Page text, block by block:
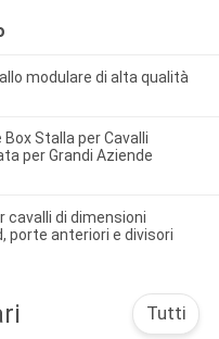
modulare di alta qualità
Stalla per Cavalli
per Grandi Aziende
cavalli di dimensioni
porte anteriori e divisori
Tutti